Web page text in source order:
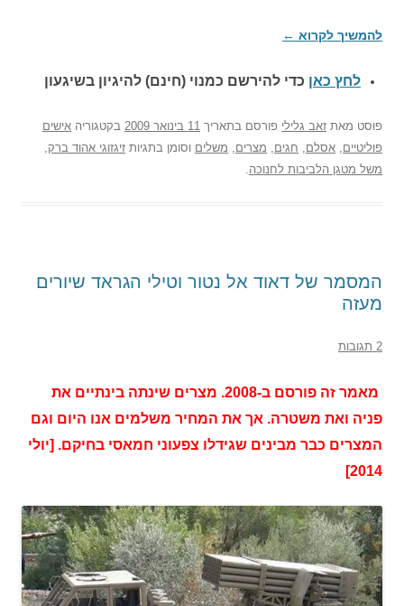
להמשיך לקרוא ←
לחץ כאן כדי להירשם כמנוי (חינם) להיגיון בשיגעון
פוסט מאת זאב גלילי פורסם בתאריך 11 בינואר 2009 בקטגוריה אישים
פוליטיים אסלם חגים מצרים משלים וסומן בתגיות זיגזוגי אהוד ברק
משל מטגן הלביבות לחנוכה
המסמר של דאוד אל נטור וטילי הגראד שיורים
מעזה
2 תגובות
מאמר זה פורסם ב-2008. מצרים שינתה בינתיים את
פניה ואת משטרה. אך את המחיר משלמים אנו היום וגם
המצרים כבר מבינים שגידלו צפעוני חמאסי בחיקם. [יולי
2014]